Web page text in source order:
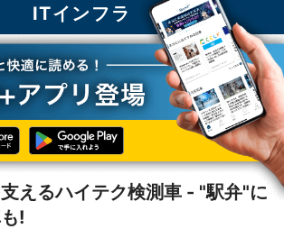
CLOSE
ITインフラ
ITインフラ
イテク検測車 - "駅弁"になった検測車も!
えるハイテク検測車 - "駅弁"に
!